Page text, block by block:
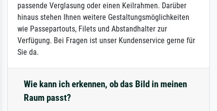
passende Verglasung oder einen Keilrahmen. Darüber
hinaus stehen Ihnen weitere Gestaltungsmöglichkeiten
wie Passepartouts, Filets und Abstandhalter zur
Verfügung. Bei Fragen ist unser Kundenservice gerne für
Sie da.
Wie kann ich erkennen, ob das Bild in meinen
Raum passt?